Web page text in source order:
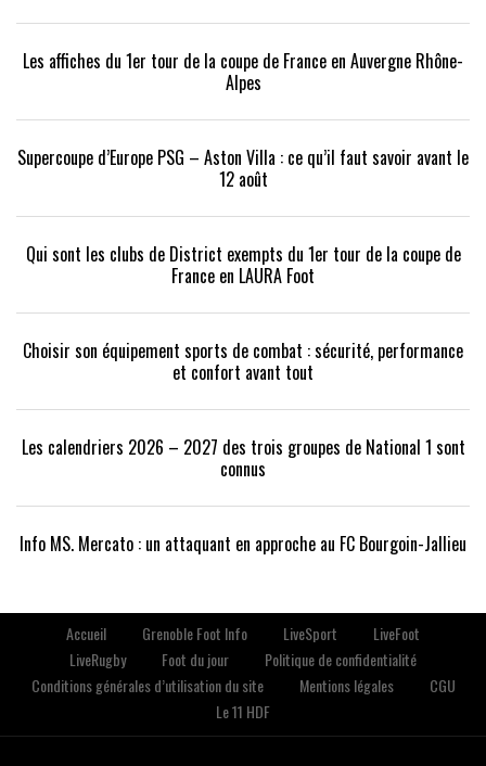
Les affiches du 1er tour de la coupe de France en Auvergne Rhône-
Alpes
Supercoupe d’Europe PSG – Aston Villa : ce qu’il faut savoir avant le
12 août
Qui sont les clubs de District exempts du 1er tour de la coupe de
France en LAURA Foot
Choisir son équipement sports de combat : sécurité, performance
et confort avant tout
Les calendriers 2026 – 2027 des trois groupes de National 1 sont
connus
Info MS. Mercato : un attaquant en approche au FC Bourgoin-Jallieu
Accueil Grenoble Foot Info LiveSport
LiveFoot
LiveRugby
Foot du jour
Politique de confidentialité
Conditions générales d’utilisation du site
Mentions légales
CGU
Le 11 HDF